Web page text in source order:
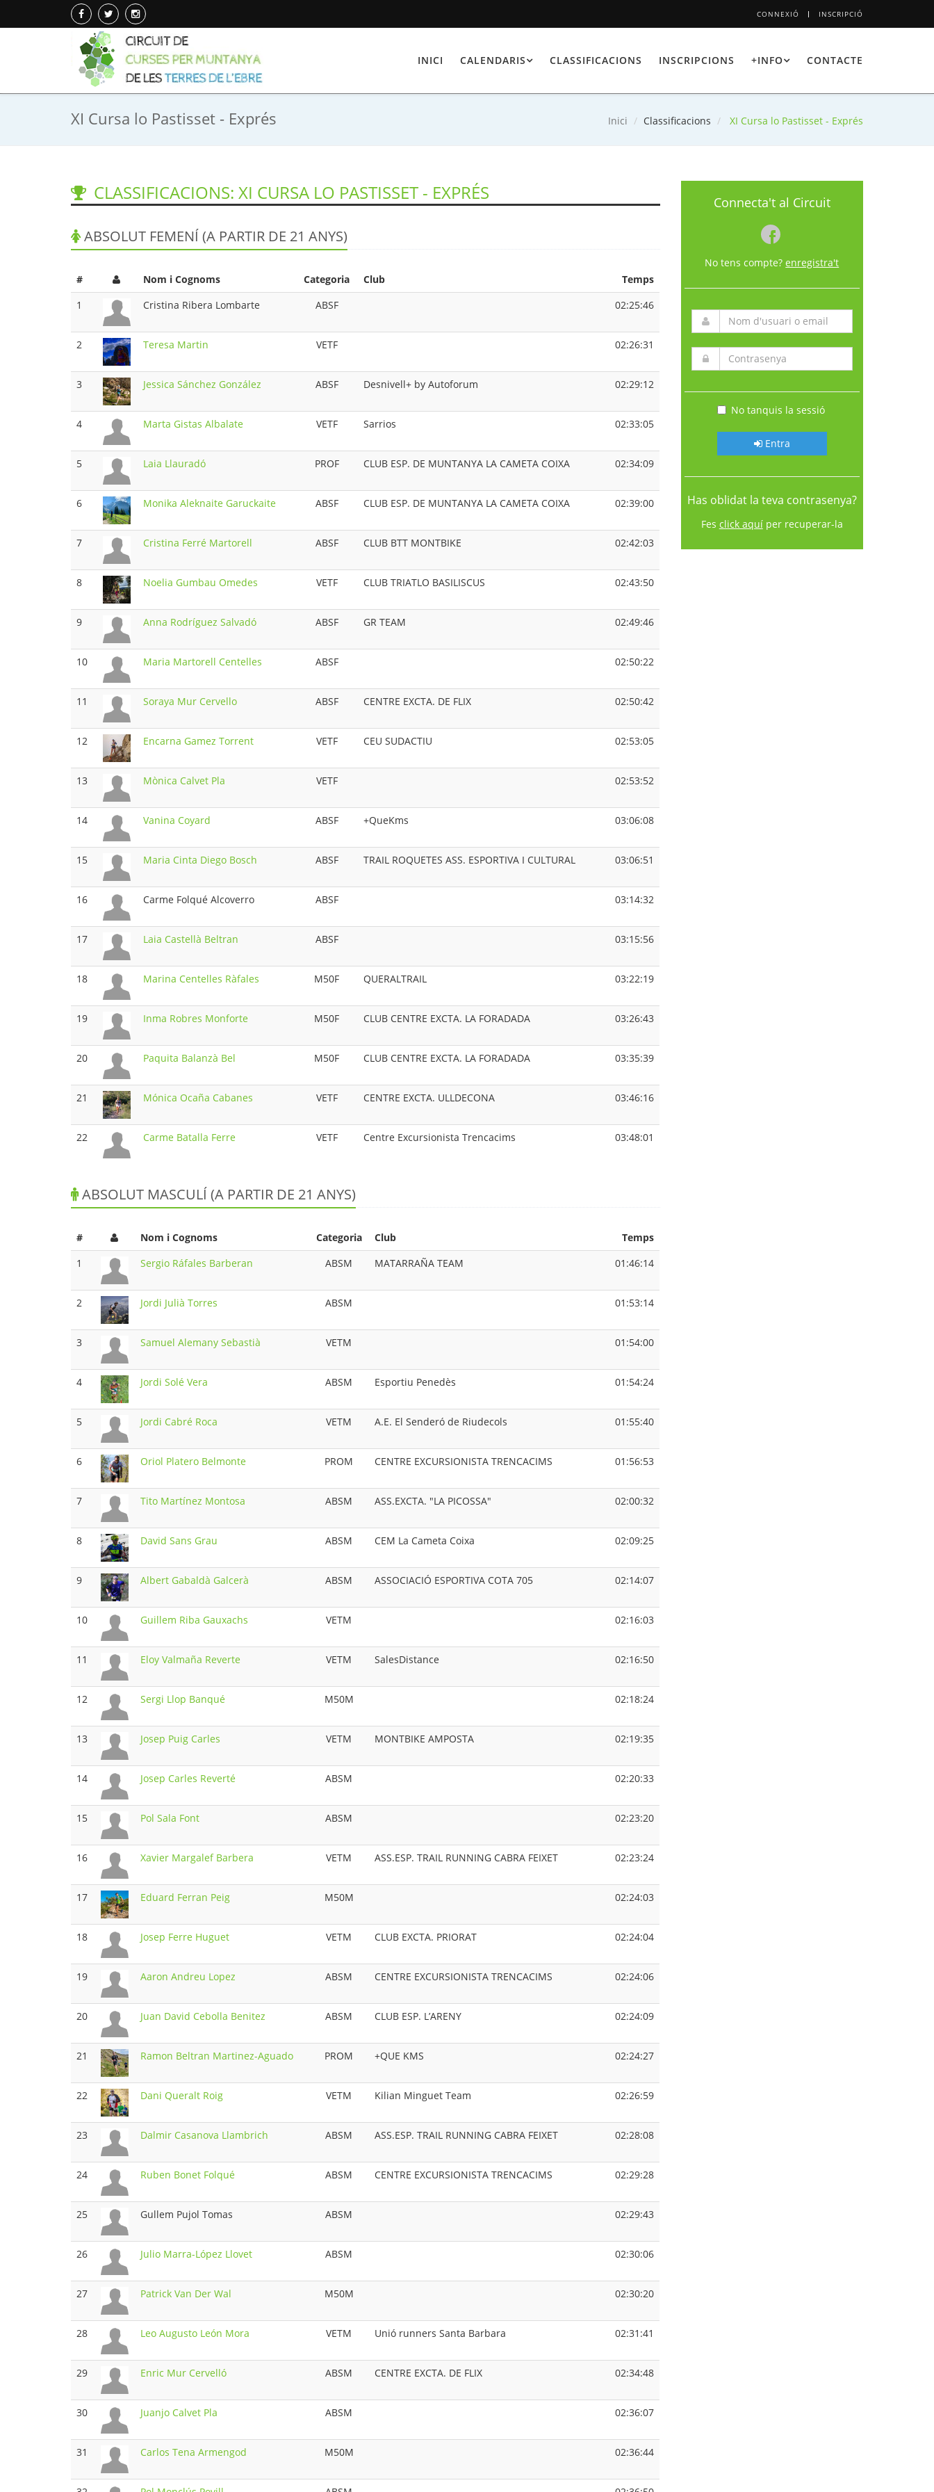
CONNEXIÓ INSCRIPCIÓ
INICI CALENDARIS CLASSIFICACIONS INSCRIPCIONS +INFO CONTACTE
XI Cursa lo Pastisset - Exprés Inici Classificacions XI Cursa lo Pastisset - Exprés
CLASSIFICACIONS: XI CURSA LO PASTISSET - EXPRÉS
ABSOLUT FEMENÍ (A PARTIR DE 21 ANYS)
# Nom i Cognoms Categoria Club
Temps
1
Cristina Ribera Lombarte ABSF 02:25:46
2 Teresa Martin VETF 02:26:31
3 Jessica Sánchez González ABSF Desnivell+ by Autoforum 02:29:12
4 Marta Gistas Albalate VETF Sarrios 02:33:05
5 Laia Llauradó PROF CLUB ESP. DE MUNTANYA LA CAMETA COIXA 02:34:09
6 Monika Aleknaite Garuckaite ABSF CLUB ESP. DE MUNTANYA LA CAMETA COIXA 02:39:00
7 Cristina Ferré Martorell ABSF CLUB BTT MONTBIKE 02:42:03
8 Noelia Gumbau Omedes VETF CLUB TRIATLO BASILISCUS 02:43:50
9 Anna Rodríguez Salvadó ABSF GR TEAM 02:49:46
10 Maria Martorell Centelles ABSF 02:50:22
11 Soraya Mur Cervello ABSF CENTRE EXCTA. DE FLIX 02:50:42
12 Encarna Gamez Torrent VETF CEU SUDACTIU 02:53:05
13 Mònica Calvet Pla VETF 02:53:52
14 Vanina Coyard ABSF +QueKms 03:06:08
15 Maria Cinta Diego Bosch ABSF TRAIL ROQUETES ASS. ESPORTIVA I CULTURAL 03:06:51
16 Carme Folqué Alcoverro ABSF 03:14:32
17 Laia Castellà Beltran ABSF 03:15:56
18 Marina Centelles Ràfales M50F QUERALTRAIL 03:22:19
19 Inma Robres Monforte M50F CLUB CENTRE EXCTA. LA FORADADA 03:26:43
20 Paquita Balanzà Bel M50F CLUB CENTRE EXCTA. LA FORADADA 03:35:39
21 Mónica Ocaña Cabanes VETF CENTRE EXCTA. ULLDECONA 03:46:16
22 Carme Batalla Ferre VETF Centre Excursionista Trencacims 03:48:01
ABSOLUT MASCULÍ (A PARTIR DE 21 ANYS)
# Nom i Cognoms Categoria Club
Temps
1
Sergio Ráfales Barberan ABSM MATARRAÑA TEAM 01:46:14
2 Jordi Julià Torres ABSM 01:53:14
3 Samuel Alemany Sebastià VETM 01:54:00
4 Jordi Solé Vera ABSM Esportiu Penedès 01:54:24
5 Jordi Cabré Roca VETM A.E. El Senderó de Riudecols 01:55:40
6 Oriol Platero Belmonte PROM CENTRE EXCURSIONISTA TRENCACIMS 01:56:53
7 Tito Martínez Montosa ABSM ASS.EXCTA. "LA PICOSSA" 02:00:32
8 David Sans Grau ABSM CEM La Cameta Coixa 02:09:25
9 Albert Gabaldà Galcerà ABSM ASSOCIACIÓ ESPORTIVA COTA 705 02:14:07
10 Guillem Riba Gauxachs VETM 02:16:03
11 Eloy Valmaña Reverte VETM SalesDistance 02:16:50
12 Sergi Llop Banqué M50M 02:18:24
13 Josep Puig Carles VETM MONTBIKE AMPOSTA 02:19:35
14 Josep Carles Reverté ABSM 02:20:33
15 Pol Sala Font ABSM 02:23:20
16 Xavier Margalef Barbera VETM ASS.ESP. TRAIL RUNNING CABRA FEIXET 02:23:24
17 Eduard Ferran Peig M50M 02:24:03
18 Josep Ferre Huguet VETM CLUB EXCTA. PRIORAT 02:24:04
19 Aaron Andreu Lopez ABSM CENTRE EXCURSIONISTA TRENCACIMS 02:24:06
20 Juan David Cebolla Benitez ABSM CLUB ESP. L’ARENY 02:24:09
21 Ramon Beltran Martinez-Aguado PROM +QUE KMS 02:24:27
22 Dani Queralt Roig VETM Kilian Minguet Team 02:26:59
23 Dalmir Casanova Llambrich ABSM ASS.ESP. TRAIL RUNNING CABRA FEIXET 02:28:08
24 Ruben Bonet Folqué ABSM CENTRE EXCURSIONISTA TRENCACIMS 02:29:28
25 Gullem Pujol Tomas ABSM 02:29:43
26 Julio Marra-López Llovet ABSM 02:30:06
27 Patrick Van Der Wal M50M 02:30:20
28 Leo Augusto León Mora VETM Unió runners Santa Barbara 02:31:41
29 Enric Mur Cervelló ABSM CENTRE EXCTA. DE FLIX 02:34:48
30 Juanjo Calvet Pla ABSM 02:36:07
31 Carlos Tena Armengod M50M 02:36:44
Connecta't al Circuit
No tens compte?enregistra't
No tanquis la sessió
Entra
Has oblidat la teva contrasenya?
Fes click aquíper recuperar-la